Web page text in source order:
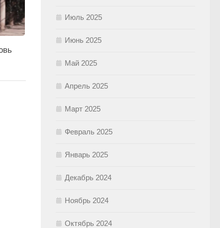
Июль 2025
Июнь 2025
Май 2025
Апрель 2025
Март 2025
Февраль 2025
Январь 2025
Декабрь 2024
Ноябрь 2024
Октябрь 2024